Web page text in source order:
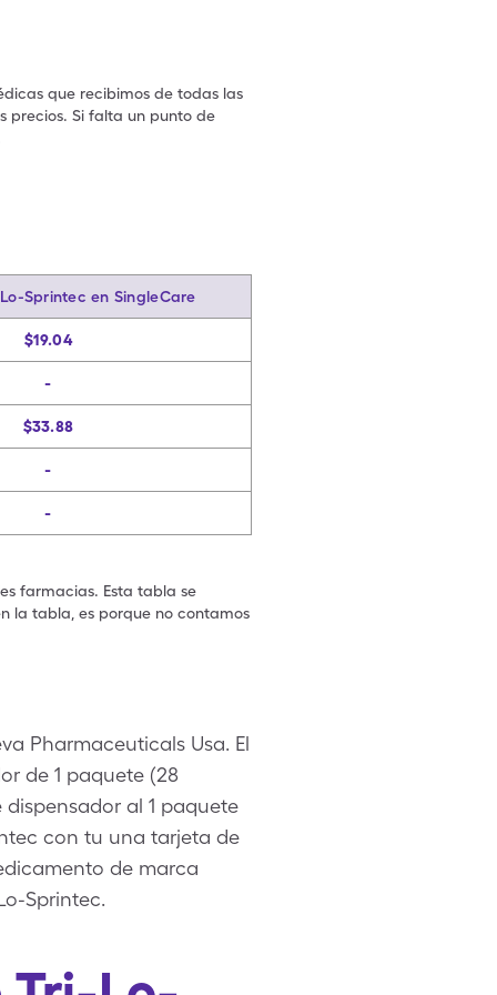
que recibimos de todas las
precios. Si falta un punto de
Sprintec en SingleCare
$19.04
-
$33.88
-
-
farmacias. Esta tabla se
la tabla, es porque no contamos
Pharmaceuticals Usa. El
de 1 paquete (28
dispensador al 1 paquete
con tu una tarjeta de
de marca
Sprintec.